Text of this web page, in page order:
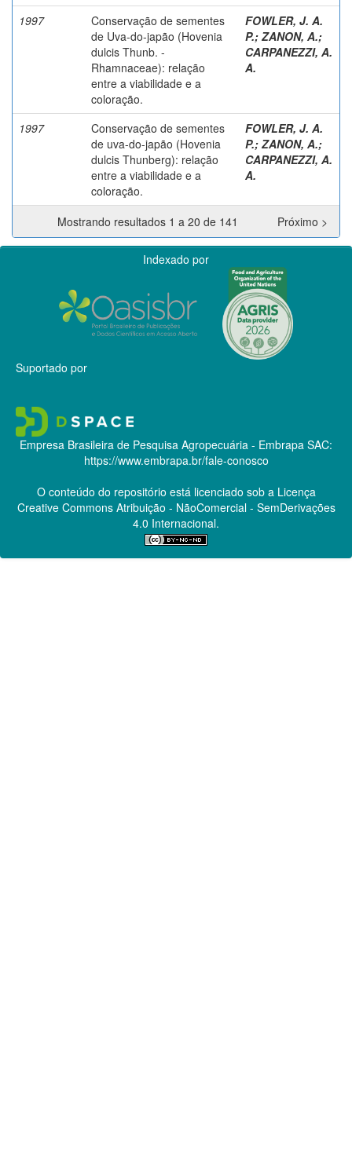
1997
Conservação de sementes
de Uva-do-japão (Hovenia
dulcis Thunb. -
Rhamnaceae): relação
entre a viabilidade e a
coloração.
FOWLER, J. A.
P.; ZANON, A.;
CARPANEZZI, A.
A.
1997
Conservação de sementes
de uva-do-japão (Hovenia
dulcis Thunberg): relação
entre a viabilidade e a
coloração.
FOWLER, J. A.
P.; ZANON, A.;
CARPANEZZI, A.
A.
Mostrando resultados 1 a 20 de 141 Próximo >
Indexado por
Suportado por
Empresa Brasileira de Pesquisa Agropecuária - Embrapa SAC:
https://www.embrapa.br/fale-conosco
O conteúdo do repositório está licenciado sob a Licença
Creative CommonsAtribuição - NãoComercial - SemDerivações
4.0 Internacional.